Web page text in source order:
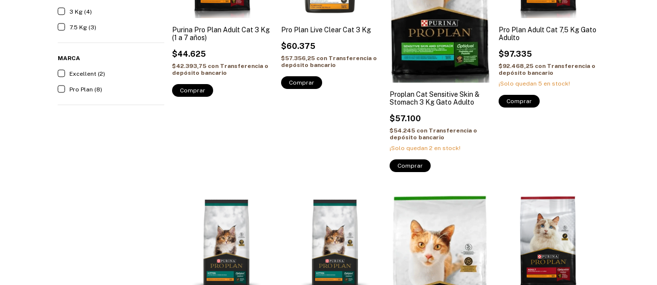
3 Kg (4)
7.5 Kg (3)
MARCA
Excellent (2)
Pro Plan (8)
Purina Pro Plan Adult Cat 3 Kg
(1 a 7 años)
$44.625
$42.393,75 con Transferencia o
depósito bancario
Comprar
Pro Plan Live Clear Cat 3 Kg
$60.375
$57.356,25 con Transferencia o
depósito bancario
Comprar
Proplan Cat Sensitive Skin &
Stomach 3 Kg Gato Adulto
$57.100
$54.245 con Transferencia o
depósito bancario
¡Solo quedan2 en stock!
Pro Plan Adult Cat 7,5 Kg Gato
Adulto
$97.335
$92.468,25 con Transferencia o
depósito bancario
¡Solo quedan 5 en stock!
Comprar